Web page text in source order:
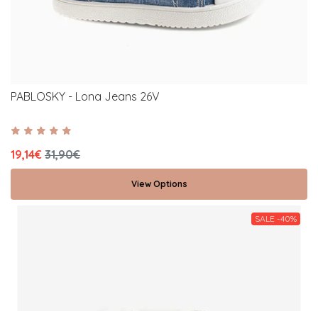
PABLOSKY - Lona Jeans 26V
19,14€ 31,90€
View Options
SALE -40%